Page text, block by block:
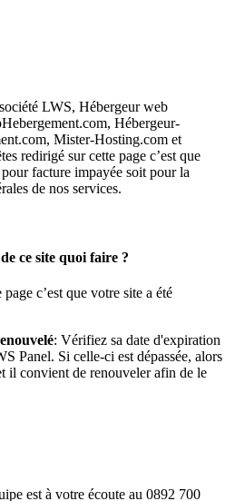
LWS, Hébergeur web
Hébergeur-
Mister-Hosting.com et
redirigé sur cette page c’est que
facture impayée soit pour la
de nos services.
ce site quoi faire ?
c’est que votre site a été
: Vérifiez sa date d'expiration
Panel. Si celle-ci est dépassée, alors
il convient de renouveler afin de le
est à votre écoute au 0892 700